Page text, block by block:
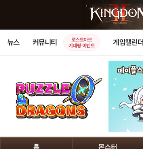
뉴스 커뮤니티
로스트아크
기대평 이벤트
게임캘린더
홈 몬스터